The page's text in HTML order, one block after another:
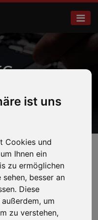
ist uns
Cookies und
Ihnen ein
zu ermöglichen
besser an
Diese
um
zu verstehen,
IHR